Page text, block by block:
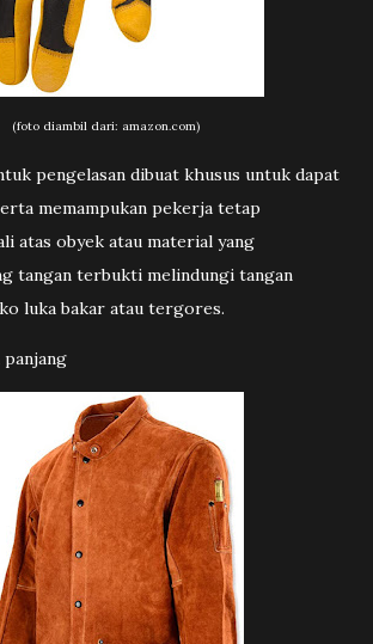
(foto diambil dari: amazon.com)
pengelasan dibuat khusus untuk dapat
memampukan pekerja tetap
atas obyek atau material yang
tangan terbukti melindungi tangan
luka bakar atau tergores.
panjang